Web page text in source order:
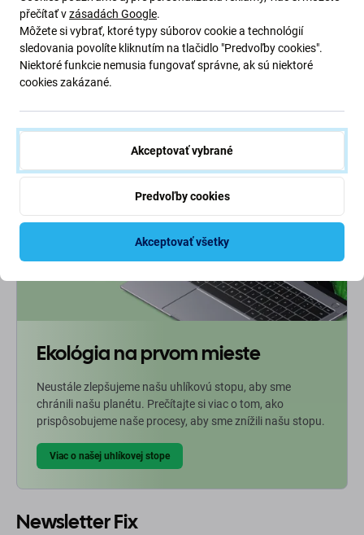
(2016) - Lepka pod Dotykovú
Plochu Adhesive
0,99 €
SKLADOM 6 ks
MED1C84020A Genuine
Service Pack
0,99 €
Ekológia na prvom mieste
Neustále zlepšujeme našu uhlíkovú stopu, aby sme
chránili našu planétu. Prečítajte si viac o tom, ako
prispôsobujeme naše procesy, aby sme znížili našu stopu.
Viac o našej uhlíkovej stope
Newsletter Fix
přečítať vzásadách Google.
Môžete si vybrať, ktoré typy súborov cookie a technológií
sledovania povolíte kliknutím na tlačidlo "Predvoľby cookies".
Niektoré funkcie nemusia fungovať správne, ak sú niektoré
cookies zakázané.
Akceptovať vybrané
Predvoľby cookies
Akceptovať všetky